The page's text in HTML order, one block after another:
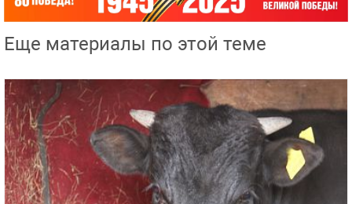
Еще материалы по этой теме